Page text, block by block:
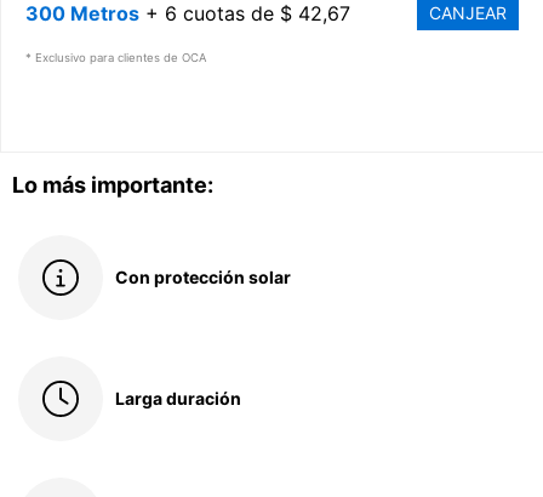
Lo más importante:
Con protección solar
Larga duración
300 Metros + 6 cuotas de $ 42,67 CANJEAR
* Exclusivo para clientes de OCA